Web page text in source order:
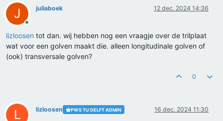
J
Offline
juliaboek 12 dec. 2024 14:36
lizloosen tot dan. wij hebben nog een vraagje over de trilplaat
wat voor een golven maakt die. alleen longitudinale golven of
(ook) transversale golven?
0
L lizloosen PWS TU DELFT ADMIN 16 dec. 2024 11:30